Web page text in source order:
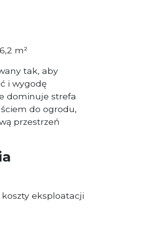
m²
tak, aby
i wygodę
dominuje strefa
do ogrodu,
przestrzeń
eksploatacji